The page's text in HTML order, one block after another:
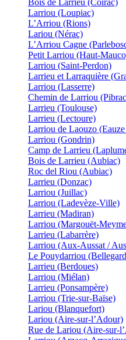
Bois de Larrieu (Coirac)
Larriou (Loupiac)
L’Arriou (Rions)
Lariou (Nérac)
L’Arriou Cagne
Petit Larriou (Haut-
Larriou (Saint-Perdon)
Larrieu et Larraquière
Larriou (Lasserre)
Chemin de Larriou
Larrieu (Toulouse)
Larrieu (Lectoure)
Larriou de Laouzo
Larriou (Gondrin)
Camp de Larrieu
Bois de Larrieu (Aubiac)
Roc del Riou (Aubiac)
Larrieu (Donzac)
Larriou (Juillac)
Larriou (Ladevèze-Ville)
Larrieu (Madiran)
Larriou (Margouët-
Larrieu (Labarrère)
Larriou (Aux-Aussat /
Le Pouydarriou
Larrieu (Berdoues)
Larriou (Miélan)
Larrieu (Ponsampère)
Larriou (Trie-sur-Baïse)
Lariou (Blanquefort)
Lariou (Aire-sur-l’Adour)
Rue de Lariou (Aire-sur-